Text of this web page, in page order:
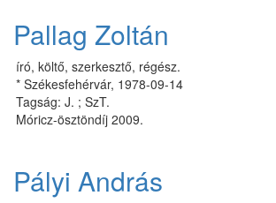
Pallag Zoltán
író, költő, szerkesztő, régész.
* Székesfehérvár, 1978-09-14
Tagság: J. ; SzT.
Móricz-ösztöndíj 2009.
Pályi András